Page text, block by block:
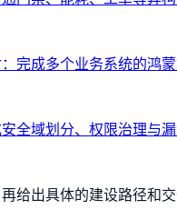
完成多个业务系统的鸿
全域划分、权限治理与
给出具体的建设路径